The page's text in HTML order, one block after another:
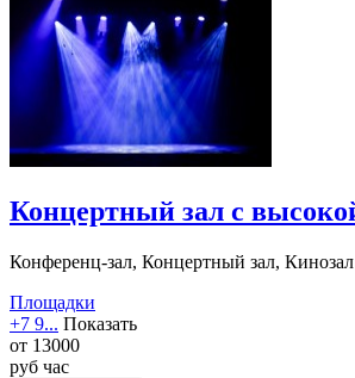
Концертный зал с
Конференц-зал, Концертный зал, Кинозал
Площадки
+7 9... Показать
от 13000
руб час